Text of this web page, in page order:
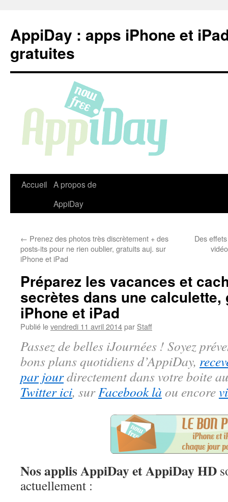
contenu
AppiDay : apps iPhone et
gratuites
Accueil A propos de
AppiDay
← Prenez des photos très discrètement + des
posts-its pour ne rien oublier, gratuits auj. sur
iPhone et iPad
Des
Préparez les vacances et
secrètes dans une
iPhone et iPad
Publié levendredi 11 avril 2014par Staff
Passez de belles iJournées ! Soyez
bons plans quotidiens d’AppiDay,
par jourdirectement dans votre boite
Twitter ici, surFacebook là ou encore
Nos applis AppiDay et AppiDay HD
actuellement :